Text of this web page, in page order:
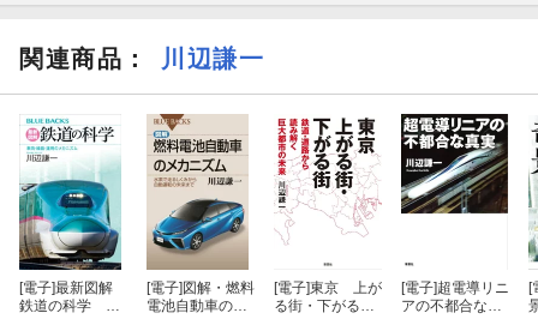
関連商品 ： 川辺謙一
[電子]最新図解
鉄道の科学 車
[電子]図解・燃料
電池自動車のメ
[電子]東京 上が
る街・下がる
[電子]超電導リニ
アの不都合な真
[